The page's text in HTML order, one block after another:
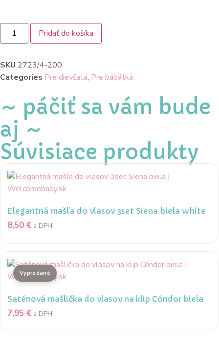
Pridať do košíka
SKU 2723/4-200
Categories Pre dievčatá, Pre bábätká
~ páčiť sa vám bude
aj ~
Súvisiace produkty
Elegantná mašľa do vlasov 3set Siena biela white
8,50 € s DPH
Saténová mašlička do vlasov na klip Cóndor biela
7,95 € s DPH